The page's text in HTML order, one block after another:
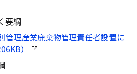
要綱
管理産業廃棄物管理責任者設置に
）